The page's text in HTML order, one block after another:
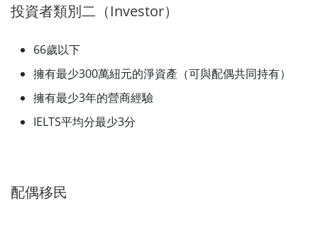
投資者類別二（Investor）
66歲以下
擁有最少300萬紐元的淨資產（可與配偶共同持有）
擁有最少3年的營商經驗
IELTS平均分最少3分
配偶移民